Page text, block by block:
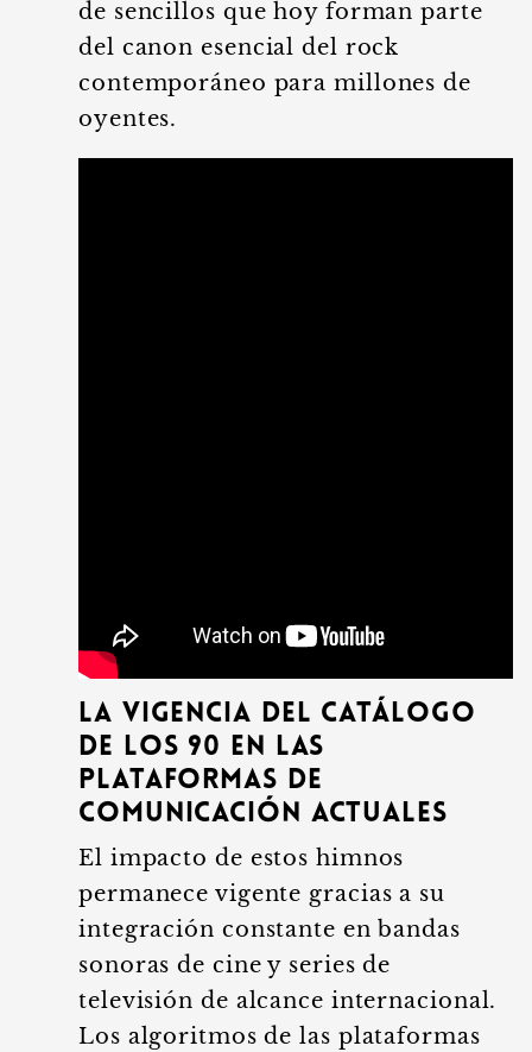
de sencillos que hoy forman parte
del canon esencial del rock
contemporáneo para millones de
oyentes.
La vigencia del catálogo
de los 90 en las
plataformas de
comunicación actuales
El impacto de estos himnos
permanece vigente gracias a su
integración constante en bandas
sonoras de cine y series de
televisión de alcance internacional.
Los algoritmos de las plataformas